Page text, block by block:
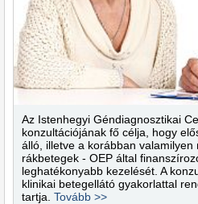
Az Istenhegyi Géndiagnosztikai
konzultációjának fő célja, hogy
álló, illetve a korábban valamilyen
rákbetegek - OEP által
leghatékonyabb kezelését. A
klinikai betegellátó gyakorlattal
tartja. Tovább >>